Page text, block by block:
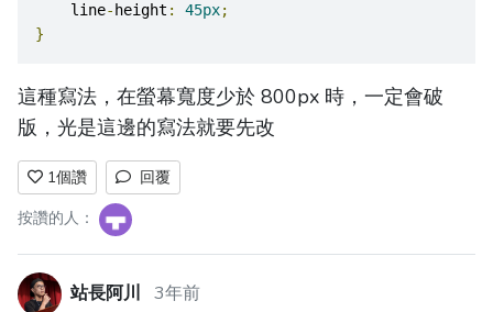
    line
- height : 45px;
}
這種寫法，在螢幕寬度少於 800px 時，一定會破
版，光是這邊的寫法就要先改
1個讚
回覆
按讚的人：
站長阿川 3年前